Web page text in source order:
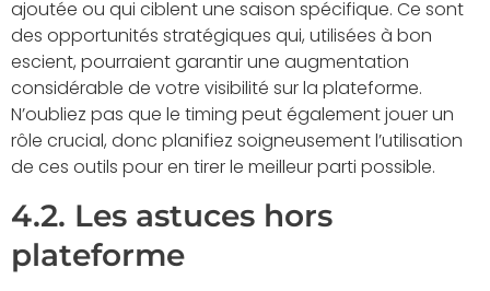
ajoutée ou qui ciblent une saison spécifique. Ce sont
des opportunités stratégiques qui, utilisées à bon
escient, pourraient garantir une augmentation
considérable de votre visibilité sur la plateforme.
N’oubliez pas que le timing peut également jouer un
rôle crucial, donc planifiez soigneusement l’utilisation
de ces outils pour en tirer le meilleur parti possible.
4.2. Les astuces hors
plateforme